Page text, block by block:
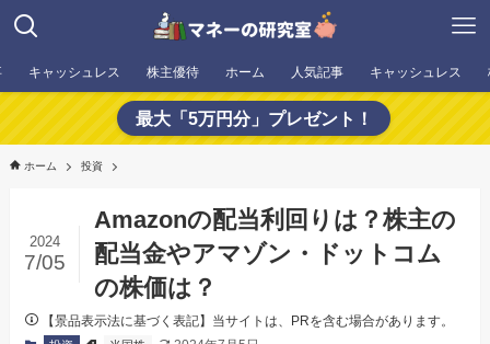
キャッシュレス 株主優待 ホーム 人気記事 キャッシュレス
最大「5万円分」プレゼント！
ホーム 投資
Amazonの配当利回りは？株主の
配当金やアマゾン・ドットコム
の株価は？
2024
7/05
【景品表示法に基づく表記】当サイトは、PRを含む場合があります。